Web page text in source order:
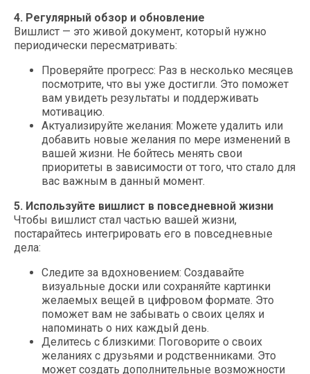
4. Регулярный обзор и обновление
Вишлист — это живой документ, который нужно
периодически пересматривать:
Проверяйте прогресс: Раз в несколько месяцев
посмотрите, что вы уже достигли. Это поможет
вам увидеть результаты и поддерживать
мотивацию.
Актуализируйте желания: Можете удалить или
добавить новые желания по мере изменений в
вашей жизни. Не бойтесь менять свои
приоритеты в зависимости от того, что стало для
вас важным в данный момент.
5. Используйте вишлист в повседневной жизни
Чтобы вишлист стал частью вашей жизни,
постарайтесь интегрировать его в повседневные
дела:
Следите за вдохновением: Создавайте
визуальные доски или сохраняйте картинки
желаемых вещей в цифровом формате. Это
поможет вам не забывать о своих целях и
напоминать о них каждый день.
Делитесь с близкими: Поговорите о своих
желаниях с друзьями и родственниками. Это
может создать дополнительные возможности